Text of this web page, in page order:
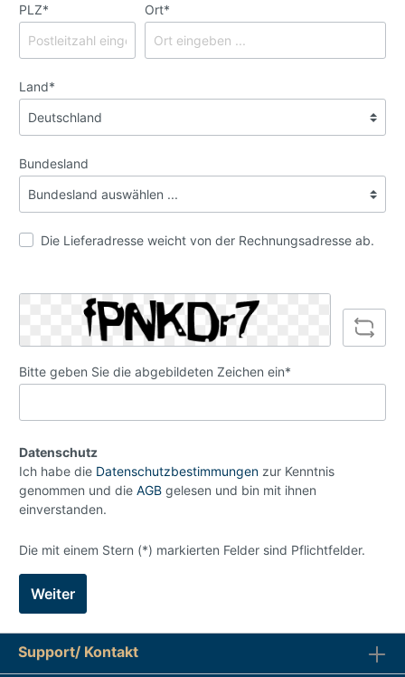
PLZ* Ort*
Land*
Bundesland
Die Lieferadresse weicht von der Rechnungsadresse ab.
Bitte geben Sie die abgebildeten Zeichen ein*
Datenschutz
Ich habe die Datenschutzbestimmungen zur Kenntnis
genommen und die AGB gelesen und bin mit ihnen
einverstanden.
Die mit einem Stern (*) markierten Felder sind Pflichtfelder.
Weiter
Support/ Kontakt